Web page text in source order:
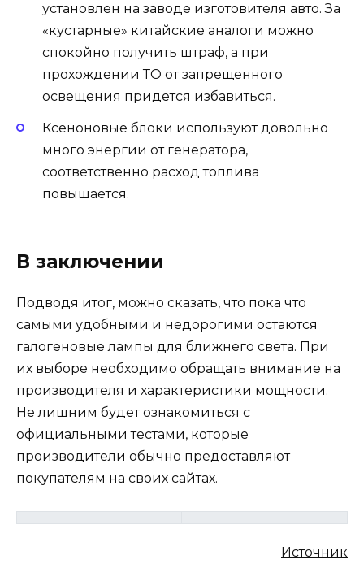
установлен на заводе изготовителя авто. За
«кустарные» китайские аналоги можно
спокойно получить штраф, а при
прохождении ТО от запрещенного
освещения придется избавиться.
Ксеноновые блоки используют довольно
много энергии от генератора,
соответственно расход топлива
повышается.
В заключении
Подводя итог, можно сказать, что пока что
самыми удобными и недорогими остаются
галогеновые лампы для ближнего света. При
их выборе необходимо обращать внимание на
производителя и характеристики мощности.
Не лишним будет ознакомиться с
официальными тестами, которые
производители обычно предоставляют
покупателям на своих сайтах.
Источник